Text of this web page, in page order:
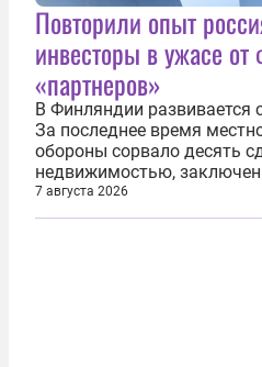
Повторили опыт
инвесторы в ужасе от
«партнеров»
В Финляндии развивается
За последнее время
обороны сорвало десять
недвижимостью,
фирмами с китайским
заявили, что они могли
7 августа 2026